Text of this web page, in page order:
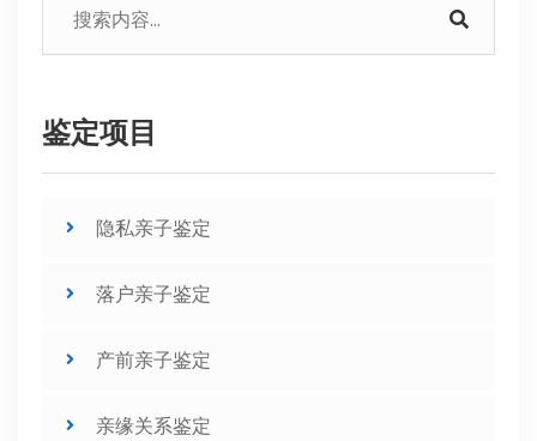
鉴定项目
隐私亲子鉴定
落户亲子鉴定
产前亲子鉴定
亲缘关系鉴定